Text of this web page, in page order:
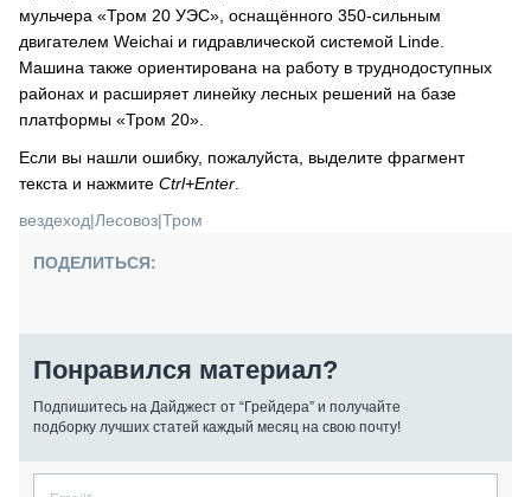
мульчера «Тром 20 УЭС», оснащённого 350-сильным
двигателем Weichai и гидравлической системой Linde.
Машина также ориентирована на работу в труднодоступных
районах и расширяет линейку лесных решений на базе
платформы «Тром 20».
Если вы нашли ошибку, пожалуйста, выделите фрагмент
текста и нажмите Ctrl+Enter
вездеход|Лесовоз|Тром
ПОДЕЛИТЬСЯ:
Понравился материал?
Подпишитесь на Дайджест от “Грейдера” и получайте
подборку лучших статей каждый месяц на свою почту!